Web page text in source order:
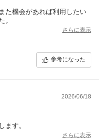
た機会があれば利用したい
。
さらに表示
参考になった
2026/06/18
ます。
さらに表示